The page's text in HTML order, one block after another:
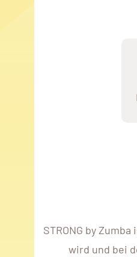
STRONG by
wird und bei